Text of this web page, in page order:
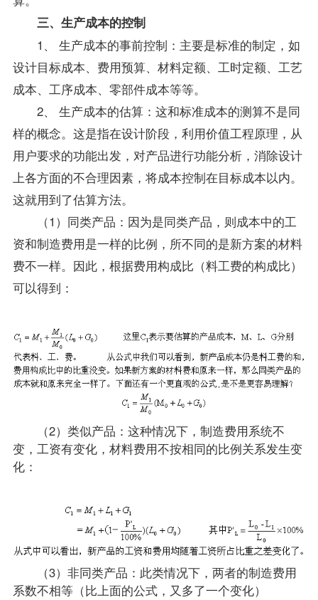
三、生产成本的控制
1、 生产成本的事前控制：主要是标准的制定，如
设计目标成本、费用预算、材料定额、工时定额、工艺
成本、工序成本、零部件成本等等。
2、 生产成本的估算：这和标准成本的测算不是同
样的概念。这是指在设计阶段，利用价值工程原理，从
用户要求的功能出发，对产品进行功能分析，消除设计
上各方面的不合理因素，将成本控制在目标成本以内。
这就用到了估算方法。
（1）同类产品：因为是同类产品，则成本中的工
资和制造费用是一样的比例，所不同的是新方案的材料
费不一样。因此，根据费用构成比（料工费的构成比）
可以得到：
（2）类似产品：这种情况下，制造费用系统不
变，工资有变化，材料费用不按相同的比例关系发生变
化：
（3）非同类产品：此类情况下，两者的制造费用
系数不相等（比上面的公式，又多了一个变化）